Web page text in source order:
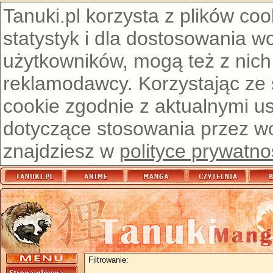
Tanuki.pl korzysta z plików
statystyk i dla dostosowania
użytkowników, mogą też z
reklamodawcy. Korzystając
cookie zgodnie z aktualnymi
dotyczące stosowania przez
znajdziesz w polityce
Filtrowanie: